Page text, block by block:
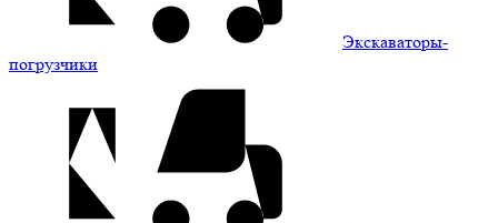
Экскаваторы-
погрузчики